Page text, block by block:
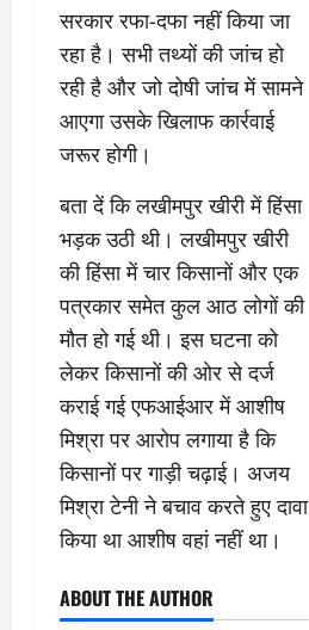
सरकार रफा-दफा नहीं किया जा
रहा है। सभी तथ्यों की जांच हो
रही है और जो दोषी जांच में सामने
आएगा उसके खिलाफ कार्रवाई
जरूर होगी।
बता दें कि लखीमपुर खीरी में हिंसा
भड़क उठी थी। लखीमपुर खीरी
की हिंसा में चार किसानों और एक
पत्रकार समेत कुल आठ लोगों की
मौत हो गई थी। इस घटना को
लेकर किसानों की ओर से दर्ज
कराई गई एफआईआर में आशीष
मिश्रा पर आरोप लगाया है कि
किसानों पर गाड़ी चढ़ाई। अजय
मिश्रा टेनी ने बचाव करते हुए दावा
किया था आशीष वहां नहीं था।
ABOUT THE AUTHOR